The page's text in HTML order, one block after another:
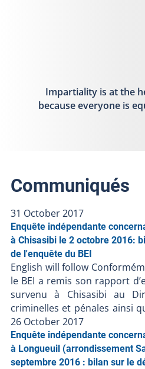
Impartiality is at the
because everyone is
Communiqués
31 October 2017
Enquête indépendante
à Chisasibi le 2 octobre 2016:
de l'enquête du BEI
English will follow
le BEI a remis son rapport
survenu à Chisasibi au
criminelles et pénales ainsi
puisqu’il y a eu décès. À la
Directeur des poursuites
pas porter d’accusation
le BEI ferme le dossier
26 October 2017
Enquête indépendante
à Longueuil (arrondissement
septembre 2016 : bilan sur le